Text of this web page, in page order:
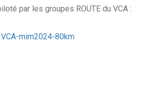
par les groupes ROUTE du VCA :
VCA-mim2024-80km